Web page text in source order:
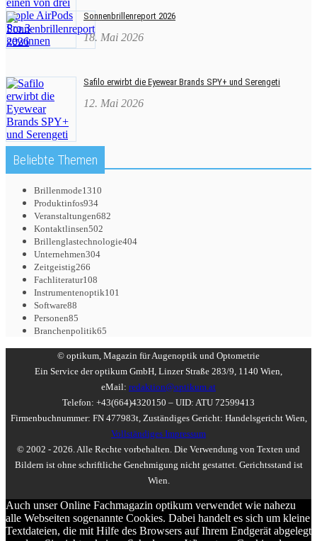
Sonnenbrillenreport 2026
18. Mai 2026
Safilo erwirbt die Eyewear Brands SPY+ und Serengeti
12. Mai 2026
Beliebte Themen
Brillenmode1310
Produktinfos934
Veranstaltungen682
Kontaktlinsen502
Brillenglastechnologie404
Unternehmen304
Zeitgeistig266
Fachliteratur108
Instrumentenoptik101
Software88
Personen85
Branchenpolitik65
© optikum, Magazin für Augenoptik und Optometrie
Ein Service der optikum GmbH, Linzer Straße 283/9, 1140 Wien,
eMail: redaktion@optikum.at
Telefon: +43(664)4320150 – UID: ATU 72599413
Firmenbuchnummer: FN 477983t, Zuständiges Gericht: Handelsgericht Wien,
Vollständiges Impressum
© 2002 - 2026. Alle Rechte vorbehalten. Die Verwendung von Texten und
Bildern ist ohne schriftliche Genehmigung nicht gestattet. Gerichtsstand ist
Wien.
Auch unser Online Fachmagazin optikum verwendet wie nahezu
alle Webseiten sogenannte Cookies. Dabei handelt es sich um kleine
Textdateien, die mit Hilfe des Browsers auf Ihrem Endgerät abgelegt